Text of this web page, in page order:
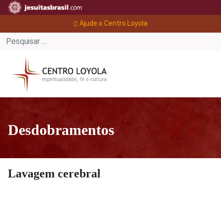
Ajude o Centro Loyola
Desdobramentos
Lavagem cerebral